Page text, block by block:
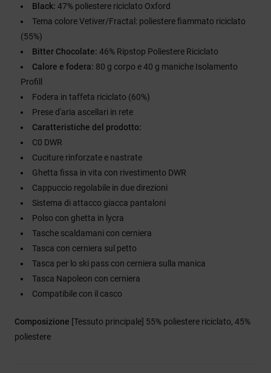
Black: 47% poliestere riciclato Oxford
Tema colore Vetiver/Fractal: poliestere fiammato riciclato
(55%)
Bitter Chocolate: 46% Ripstop Poliestere Riciclato
Calore e fodera: 80 g corpo e 40 g maniche Isolamento
Profill
Fodera in taffeta riciclato (60%)
Prese d'aria ascellari in rete
Caratteristiche del prodotto:
C0 DWR
Cuciture rinforzate e nastrate
Ghetta fissa in vita con rivestimento DWR
Cappuccio regolabile in due direzioni
Sistema di attacco giacca pantaloni
Polso con ghetta in lycra
Tasche scaldamani con cerniera
Tasca con cerniera sul petto
Tasca per lo ski pass con cerniera sulla manica
Tasca Napoleon con cerniera
Compatibile con il casco
Composizione [Tessuto principale] 55% poliestere riciclato, 45%
poliestere